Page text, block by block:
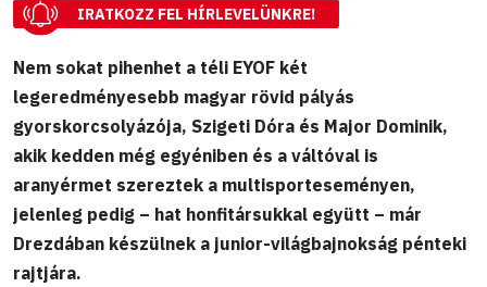
IRATKOZZ FEL HÍRLEVELÜNKRE!
Nem sokat pihenhet a téli EYOF két
legeredményesebb magyar rövid pályás
gyorskorcsolyázója, Szigeti Dóra és Major Dominik,
akik kedden még egyéniben és a váltóval is
aranyérmet szereztek a multisporteseményen,
jelenleg pedig – hat honfitársukkal együtt – már
Drezdában készülnek a junior-világbajnokság pénteki
rajtjára.